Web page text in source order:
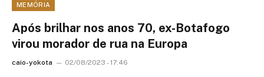
MEMÓRIA
Após brilhar nos anos 70, ex-Botafogo
virou morador de rua na Europa
caio-yokota 02/08/2023 - 17:46